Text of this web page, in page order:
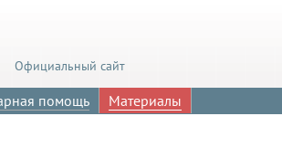
Официальный сайт
помощь Материалы